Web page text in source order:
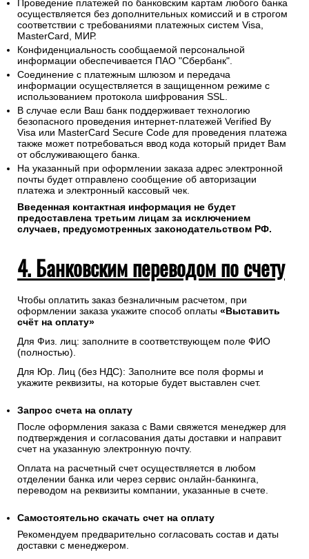
Проведение платежей по банковским картам любого банка
осуществляется без дополнительных комиссий и в строгом
соответствии с требованиями платежных систем Visa,
MasterCard, МИР.
Конфиденциальность сообщаемой персональной
информации обеспечивается ПАО "Сбербанк".
Соединение с платежным шлюзом и передача
информации осуществляется в защищенном режиме с
использованием протокола шифрования SSL.
В случае если Ваш банк поддерживает технологию
безопасного проведения интернет-платежей Verified By
Visa или MasterCard Secure Code для проведения платежа
также может потребоваться ввод кода который придет Вам
от обслуживающего банка.
На указанный при оформлении заказа адрес электронной
почты будет отправлено сообщение об авторизации
платежа и электронный кассовый чек.
Введенная контактная информация не будет
предоставлена третьим лицам за исключением
случаев, предусмотренных законодательством РФ.
4. Банковским переводом по счету
Чтобы оплатить заказ безналичным расчетом, при
оформлении заказа укажите способ оплаты «Выставить
счёт на оплату»
Для Физ. лиц: заполните в соответствующем поле ФИО
(полностью).
Для Юр. Лиц (без НДС): Заполните все поля формы и
укажите реквизиты, на которые будет выставлен счет.
Запрос счета на оплату
После оформления заказа с Вами свяжется менеджер для
подтверждения и согласования даты доставки и направит
счет на указанную электронную почту.
Оплата на расчетный счет осуществляется в любом
отделении банка или через сервис онлайн-банкинга,
переводом на реквизиты компании, указанные в счете.
Самостоятельно скачать счет на оплату
Рекомендуем предварительно согласовать состав и даты
доставки с менеджером.